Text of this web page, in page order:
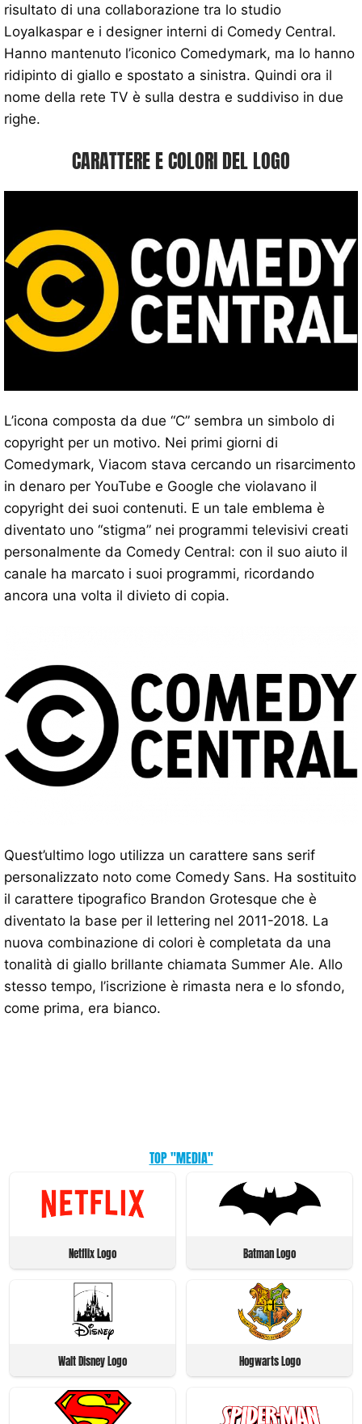
risultato di una collaborazione tra lo studio
Loyalkaspar e i designer interni di Comedy Central.
Hanno mantenuto l’iconico Comedymark, ma lo hanno
ridipinto di giallo e spostato a sinistra. Quindi ora il
nome della rete TV è sulla destra e suddiviso in due
righe.
CARATTERE E COLORI DEL LOGO
L’icona composta da due “C” sembra un simbolo di
copyright per un motivo. Nei primi giorni di
Comedymark, Viacom stava cercando un risarcimento
in denaro per YouTube e Google che violavano il
copyright dei suoi contenuti. E un tale emblema è
diventato uno “stigma” nei programmi televisivi creati
personalmente da Comedy Central: con il suo aiuto il
canale ha marcato i suoi programmi, ricordando
ancora una volta il divieto di copia.
Quest’ultimo logo utilizza un carattere sans serif
personalizzato noto come Comedy Sans. Ha sostituito
il carattere tipografico Brandon Grotesque che è
diventato la base per il lettering nel 2011-2018. La
nuova combinazione di colori è completata da una
tonalità di giallo brillante chiamata Summer Ale. Allo
stesso tempo, l’iscrizione è rimasta nera e lo sfondo,
come prima, era bianco.
TOP "MEDIA"
Netflix Logo Batman Logo
Walt Disney Logo Hogwarts Logo